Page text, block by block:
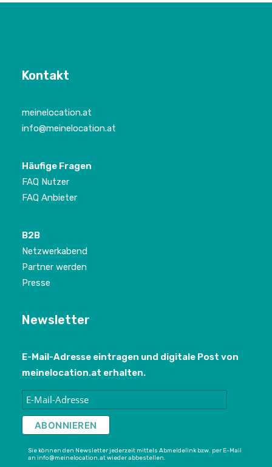
Kontakt
meinelocation.at
info@meinelocation.at
Häufige Fragen
FAQ Nutzer
FAQ Anbieter
B2B
Netzwerkabend
Partner werden
Presse
Newsletter
E-Mail-Adresse eintragen und digitale Post von
meinelocation.at erhalten.
Sie können den Newsletter jederzeit mittels Abmeldelink bzw. per E-Mail
an info@meinelocation.at wieder abbestellen.